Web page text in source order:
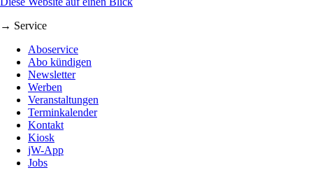
→ Service
Aboservice
Abo kündigen
Newsletter
Werben
Veranstaltungen
Terminkalender
Kontakt
Kiosk
jW-App
Jobs